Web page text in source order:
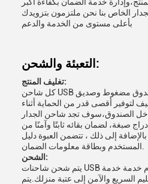
الخاص بنا نحن ملتزمون بتزويدك
بأعلى مستوى من الخدمة والدعم
التعبئة والشحن:
تغليف المنتج:
كل شاحن USB سريع الشحن يأتي في صندوق مضغوط وصديق
لتوفير أقصى قدر من الحماية أثناء
الصندوق،سوف تجد شاحن الجدار
صبغة، لضمان بقائه ثابتًا وآمنًا من
إلى ذلك ، تتضمن العبوة دليل
الشحن:
يتم شحن شاحنات USB الحائط الخاصة بنا باستخدام خدمة خدمة
السريع والآمن إلى عتبة منزلك.يتم